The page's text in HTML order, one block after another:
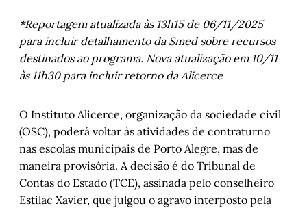
*Reportagem atualizada às 13h15 de 06/11/2025
para incluir detalhamento da Smed sobre recursos
destinados ao programa. Nova atualização em 10/11
às 11h30 para incluir retorno da Alicerce
O Instituto Alicerce, organização da sociedade civil
(OSC), poderá voltar às atividades de contraturno
nas escolas municipais de Porto Alegre, mas de
maneira provisória. A decisão é do Tribunal de
Contas do Estado (TCE), assinada pelo conselheiro
Estilac Xavier, que julgou o agravo interposto pela